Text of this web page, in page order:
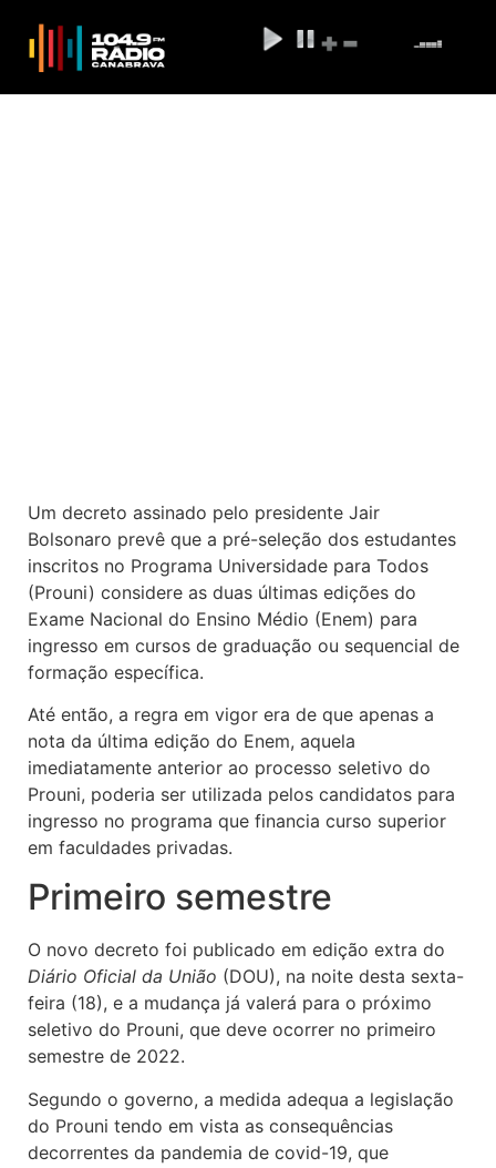
Um decreto assinado pelo presidente Jair
Bolsonaro prevê que a pré-seleção dos estudantes
inscritos no Programa Universidade para Todos
(Prouni) considere as duas últimas edições do
Exame Nacional do Ensino Médio (Enem) para
ingresso em cursos de graduação ou sequencial de
formação específica.
Até então, a regra em vigor era de que apenas a
nota da última edição do Enem, aquela
imediatamente anterior ao processo seletivo do
Prouni, poderia ser utilizada pelos candidatos para
ingresso no programa que financia curso superior
em faculdades privadas.
Primeiro semestre
O novo decreto foi publicado em edição extra do
Diário Oficial da União (DOU), na noite desta sexta-
feira (18), e a mudança já valerá para o próximo
seletivo do Prouni, que deve ocorrer no primeiro
semestre de 2022.
Segundo o governo, a medida adequa a legislação
do Prouni tendo em vista as consequências
decorrentes da pandemia de covid-19, que